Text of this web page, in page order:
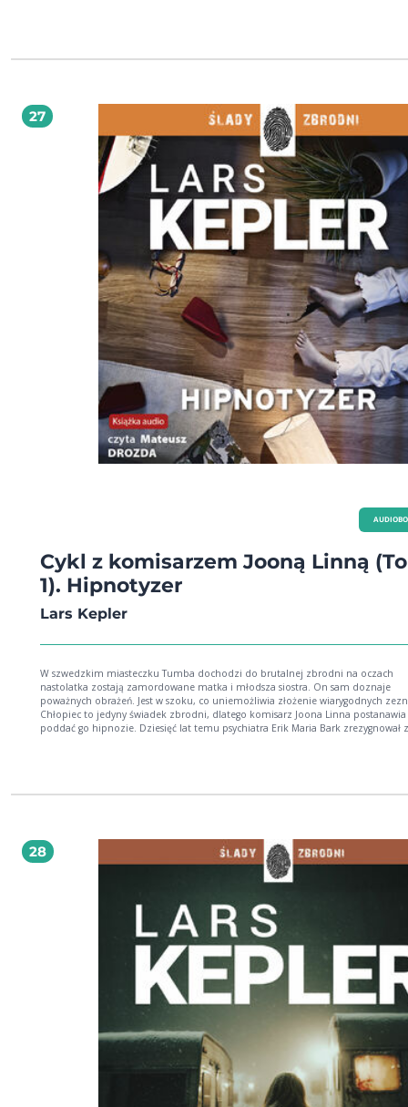
wyznaczone ofiary. Brutalny pościg staje się coraz bardziej desperacki. Być
27
Cykl z komisarzem Jooną Linną
1). Hipnotyzer
Lars Kepler
W szwedzkim miasteczku Tumba dochodzi do brutalnej zbrodni na oczach
nastolatka zostają zamordowane matka i młodsza siostra. On sam doznaje
poważnych obrażeń. Jest w szoku, co uniemożliwia złożenie wiarygodnych
Chłopiec to jedyny świadek zbrodni, dlatego komisarz Joona Linna postanawia
poddać go hipnozie. Dziesięć lat temu psychiatra Erik Maria Bark zrezygnował
28